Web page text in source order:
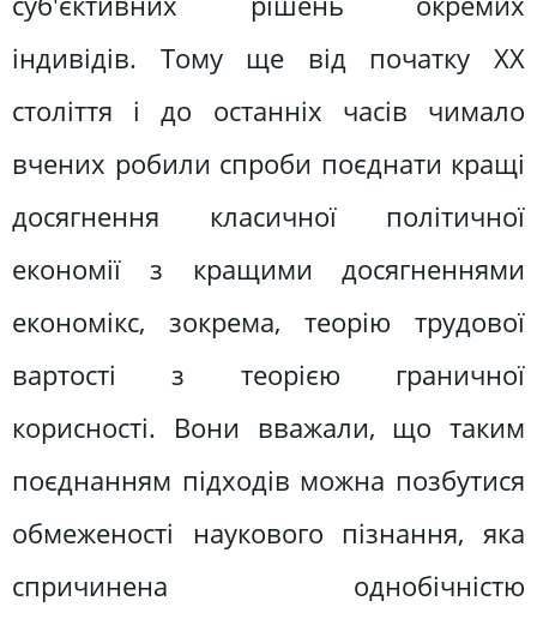
індивідів. Тому ще від початку XX
століття і до останніх часів чимало
вчених робили спроби поєднати кращі
досягнення класичної політичної
економії з кращими досягненнями
економікс, зокрема, теорію трудової
вартості з теорією граничної
корисності. Вони вважали, що таким
поєднанням підходів можна позбутися
обмеженості наукового пізнання, яка
спричинена однобічністю